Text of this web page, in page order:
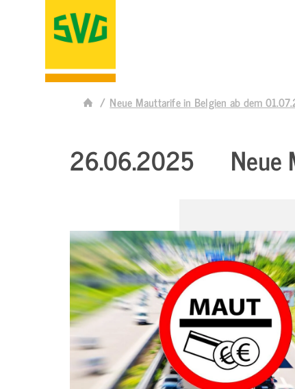
Neue Mauttarife in Belgien ab dem
26.06.2025 Neue